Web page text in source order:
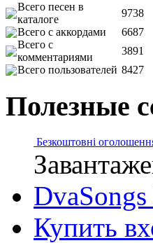
Всего песен в
каталоге
9738
Всего с аккордами
6687
Всего с
комментариями
3891
Всего пользователей 8427
Полезные
Безкоштовні
Купить